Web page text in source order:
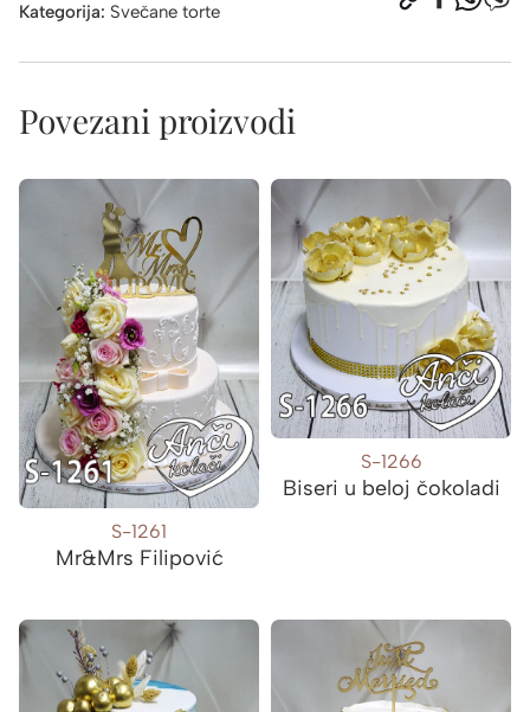
Kategorija: Svečane torte
Povezani proizvodi
S-1261
Mr&Mrs Filipović
S-1266
Biseri u beloj čokoladi